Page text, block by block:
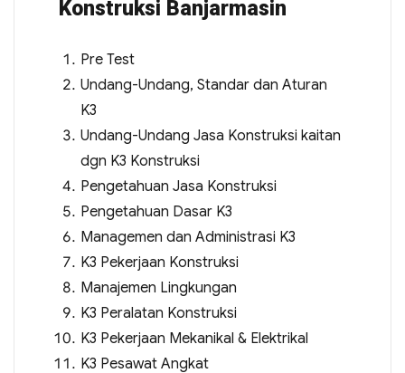
Konstruksi Banjarmasin
Pre Test
Undang-Undang, Standar dan Aturan
K3
Undang-Undang Jasa Konstruksi kaitan
dgn K3 Konstruksi
Pengetahuan Jasa Konstruksi
Pengetahuan Dasar K3
Managemen dan Administrasi K3
K3 Pekerjaan Konstruksi
Manajemen Lingkungan
K3 Peralatan Konstruksi
K3 Pekerjaan Mekanikal & Elektrikal
K3 Pesawat Angkat